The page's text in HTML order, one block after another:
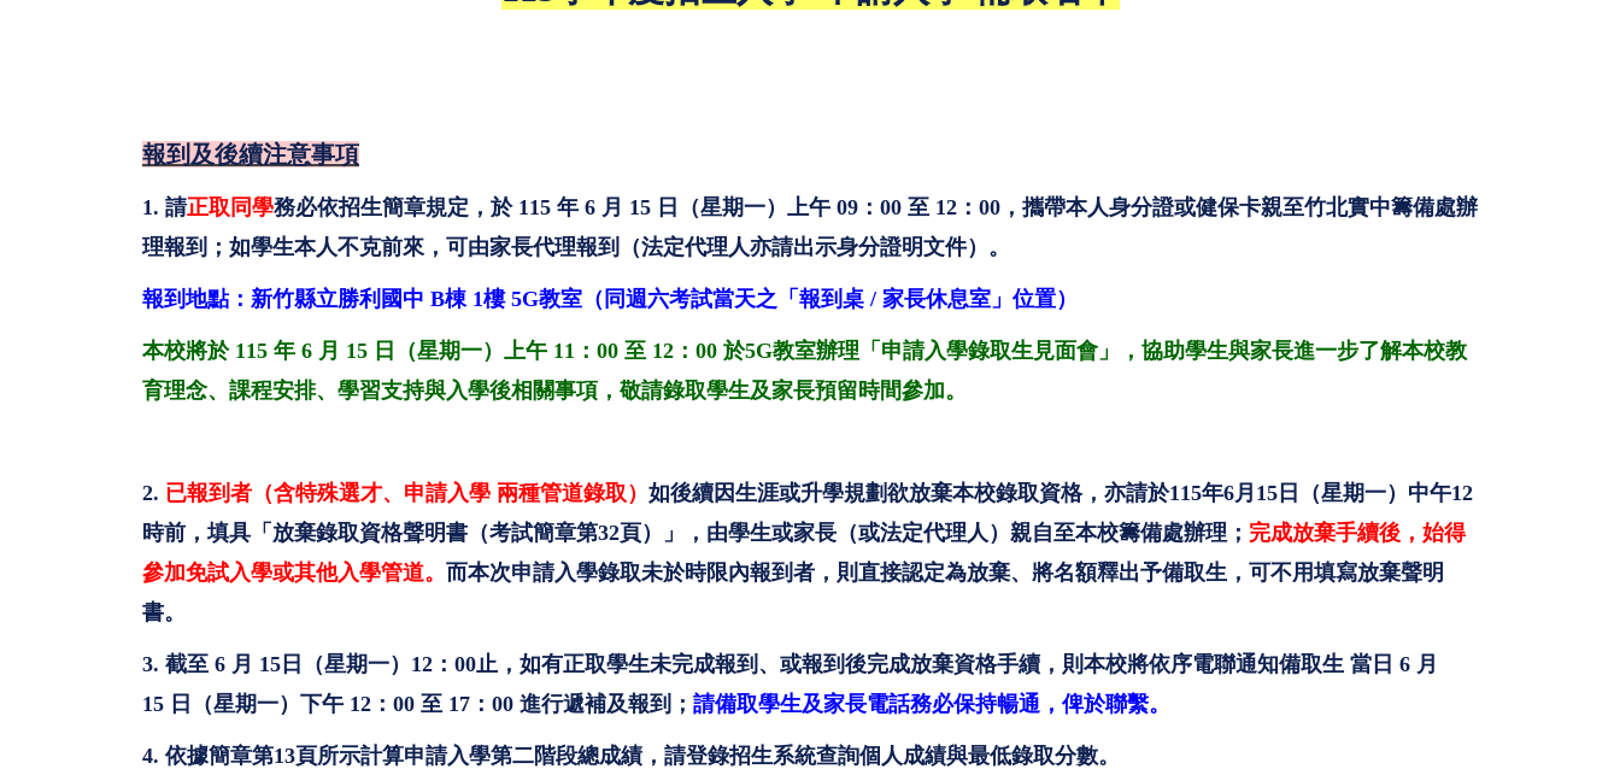
報到及後續注意事項
1. 請正取同學務必依招生簡章規定，於 115 年 6 月 15 日（星期一）上午 09：00 至 12：00 ，攜帶本人身分證或健保卡親至竹北實中籌備處辦
理報到；如學生本人不克前來，可由家長代理報到（法定代理人亦請出示身分證明文件）。
報到地點：新竹縣立勝利國中 B棟 1樓 5G教室（同週六考試當天之「報到桌 / 家長休息室」位置）
本校將於 115 年 6 月 15 日（星期一）上午 11：00 至 12：00 於5G教室辦理「申請入學錄取生見面會」，協助學生與家長進一步了解本校教
育理念、課程安排、學習支持與入學後相關事項，敬請錄取學生及家長預留時間參加。
2. 已報到者（含特殊選才、申請入學 兩種管道錄取） 如後續因生涯或升學規劃欲放棄本校錄取資格，亦請於115年6月15日（星期一）中午12
時前 ，填具「放棄錄取資格聲明書（考試簡章第32頁）」，由學生或家長（或法定代理人）親自至本校籌備處辦理； 完成放棄手續後，始得
參加免試入學或其他入學管道。 而本次申請入學錄取未於時限內報到者，則直接認定為放棄、將名額釋出予備取生，可不用填寫放棄聲明
書。
3. 截至 6 月 15日（星期一）12：00止，如有正取學生未完成報到、或報到後完成放棄資格手續，則 本校將依序電聯通知備取生 當日 6 月
15 日（星期一）下午 12：00 至 17：00 進行遞補及報到； 請備取學生及家長電話務必保持暢通，俾於聯繫。
4. 依據簡章第13頁所示計算申請入學第二階段總成績，請登錄招生系統查詢個人成績與最低錄取分數。